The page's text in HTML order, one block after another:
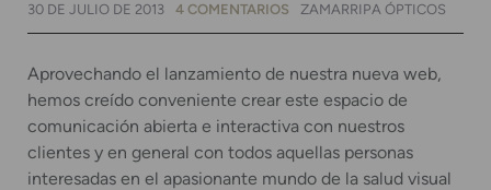
30 DE JULIO DE 2013 4 COMENTARIOS ZAMARRIPA ÓPTICOS
Aprovechando el lanzamiento de nuestra nueva web,
hemos creído conveniente crear este espacio de
comunicación abierta e interactiva con nuestros
clientes y en general con todos aquellas personas
interesadas en el apasionante mundo de la salud visual